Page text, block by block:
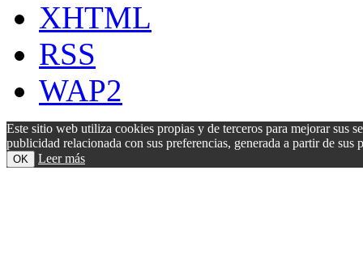
XHTML
RSS
WAP2
Este sitio web utiliza cookies propias y de terceros para mejorar sus
publicidad relacionada con sus preferencias, generada a partir de
OK Leer más